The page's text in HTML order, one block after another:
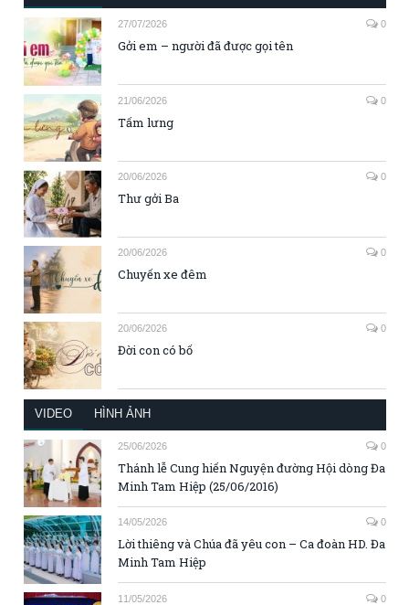
27/07/2026 0
Gởi em – người đã được gọi tên
21/06/2026 0
Tấm lưng
20/06/2026 0
Thư gởi Ba
20/06/2026 0
Chuyến xe đêm
20/06/2026 0
Đời con có bố
VIDEO HÌNH ẢNH
25/06/2026 0
Thánh lễ Cung hiến Nguyện đường Hội dòng Đa
Minh Tam Hiệp (25/06/2016)
14/05/2026 0
Lời thiêng và Chúa đã yêu con – Ca đoàn HD. Đa
Minh Tam Hiệp
11/05/2026 0